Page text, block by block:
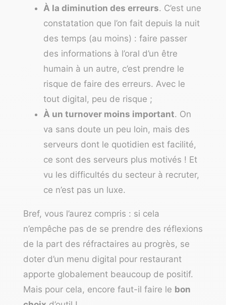
À la diminution des erreurs. C’est une
constatation que l’on fait depuis la nuit
des temps (au moins) : faire passer
des informations à l’oral d’un être
humain à un autre, c’est prendre le
risque de faire des erreurs. Avec le
tout digital, peu de risque ;
À un turnover moins important. On
va sans doute un peu loin, mais des
serveurs dont le quotidien est facilité,
ce sont des serveurs plus motivés ! Et
vu les difficultés du secteur à recruter,
ce n’est pas un luxe.
Bref, vous l’aurez compris : si cela
n’empêche pas de se prendre des réflexions
de la part des réfractaires au progrès, se
doter d’un menu digital pour restaurant
apporte globalement beaucoup de positif.
Mais pour cela, encore faut-il faire le bon